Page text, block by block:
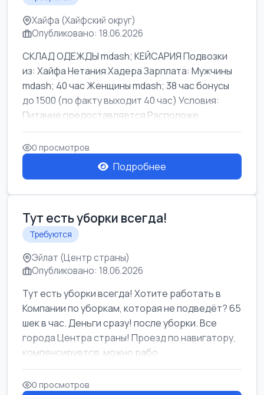
Хайфа (Хайфский округ)
Опубликовано: 18.06.2026
СКЛАД ОДЕЖДЫ mdash; КЕЙСАРИЯ Подвозки
из: Хайфа Нетания Хадера Зарплата: Мужчины
mdash; 40 час Женщины mdash; 38 час бонусы
до 1500 (по факту выходит 40 час) Условия:
Питание предоставляется Расположе...
0 просмотров
Подробнее
Тут есть уборки всегда!
Требуются
Эйлат (Центр страны)
Опубликовано: 18.06.2026
Тут есть уборки всегда! Хотите работать в
Компании по уборкам, которая не подведёт? 65
шек в час. Деньги сразу! после уборки. Все
города Центра страны! Проезд по навигатору,
компенсируется. можно рабо...
0 просмотров